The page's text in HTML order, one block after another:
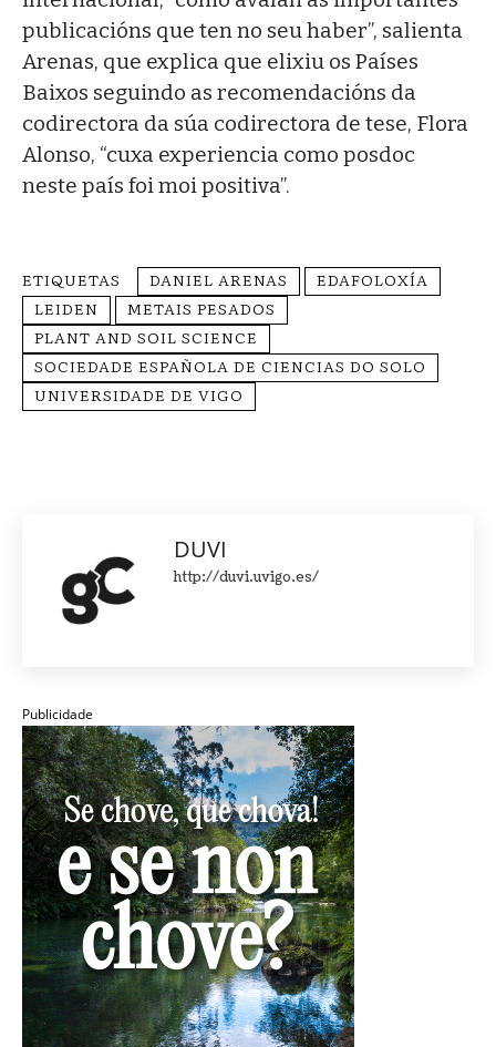
publicacións que ten no seu haber”, salienta
Arenas, que explica que elixiu os Países
Baixos seguindo as recomendacións da
codirectora da súa codirectora de tese, Flora
Alonso, “cuxa experiencia como posdoc
neste país foi moi positiva”.
ETIQUETAS DANIEL ARENAS
EDAFOLOXÍA
LEIDEN
METAIS PESADOS
PLANT AND SOIL SCIENCE
SOCIEDADE ESPAÑOLA DE CIENCIAS DO SOLO
UNIVERSIDADE DE VIGO
DUVI
http://duvi.uvigo.es/
Publicidade